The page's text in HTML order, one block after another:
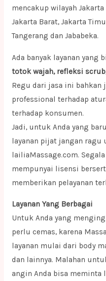
mencakup wilayah
Jakarta Barat, Jakarta
Tangerang dan Jababeka.
Ada banyak layanan yang
totok wajah, refleksi
Regu dari jasa ini bahkan
professional terhadap
terhadap konsumen.
Jadi, untuk Anda yang
layanan pijat jangan ragu
lailiaMassage.com.
mempunyai lisensi
memberikan pelayanan
Layanan Yang Berbagai
Untuk Anda yang
perlu cemas, karena
layanan mulai dari body
dan lainnya. Malahan
angin Anda bisa meminta